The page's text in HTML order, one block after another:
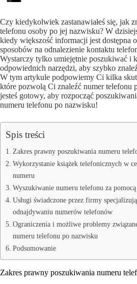
Czy kiedykolwiek zastanawiałeś się, jak
telefonu osoby po jej nazwisku? W
kiedy większość informacji jest dostępna
sposobów na odnalezienie kontaktu
Wystarczy tylko umiejętnie poszukiwać i
odpowiednich narzędzi, aby szybko
W tym artykule podpowiemy Ci kilka
które pozwolą Ci znaleźć numer telefonu
jesteś gotowy, aby rozpocząć
numeru telefonu po nazwisku!
Spis treści
Zakres prawny poszukiwania numeru
Wykorzystanie książek telefonicznych w
numeru
Wyszukiwanie numeru telefonu za
Usługi świadczone przez firmy
odnajdywaniu numerów telefonów
Ograniczenia i możliwe problemy
numeru telefonu po nazwisku
Podsumowanie
Zakres prawny poszukiwania numeru